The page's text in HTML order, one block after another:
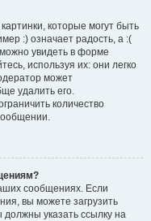
которые могут быть
:) означает радость, а :(
увидеть в форме
используя их: они легко
может
удалить его.
количество
сообщениях. Если
вы можете загрузить
указать ссылку на